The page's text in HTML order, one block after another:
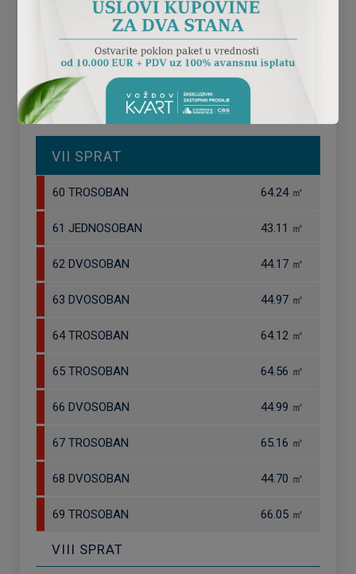
III SPRAT
IV SPRAT
V SPRAT
VII SPRAT
60 TROSOBAN 64.24 ㎡
61 JEDNOSOBAN 43.11 ㎡
62 DVOSOBAN 44.17 ㎡
63 DVOSOBAN 44.97 ㎡
64 TROSOBAN 64.12 ㎡
65 TROSOBAN 64.56 ㎡
66 DVOSOBAN 44.99 ㎡
67 TROSOBAN 65.16 ㎡
68 DVOSOBAN 44.70 ㎡
69 TROSOBAN 66.05 ㎡
VIII SPRAT